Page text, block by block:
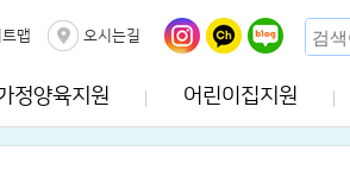
맵 오시는길
정양육지원 어린이집지원